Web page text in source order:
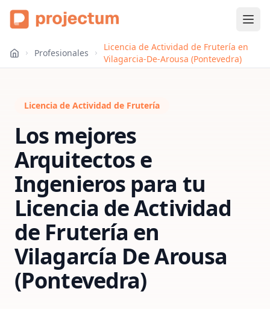
Profesionales
Licencia de Actividad de Frutería en
Vilagarcia-De-Arousa (Pontevedra)
Licencia de Actividad de Frutería
Los mejores
Arquitectos e
Ingenieros para tu
Licencia de Actividad
de Frutería en
Vilagarcía De Arousa
(Pontevedra)